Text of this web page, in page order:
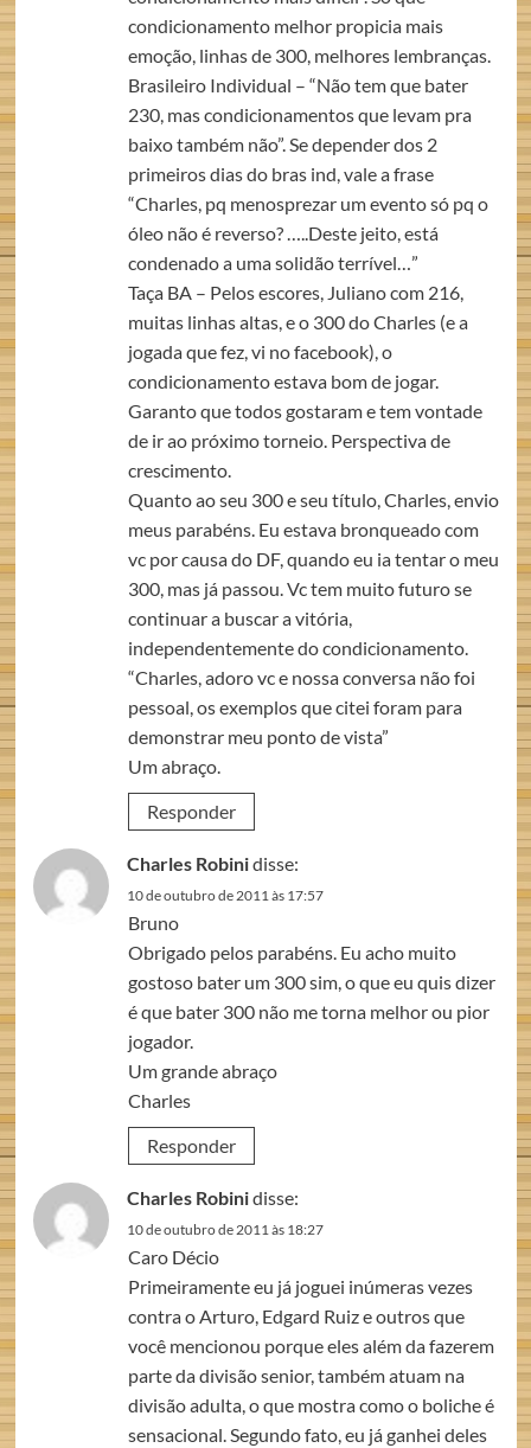
condicionamento melhor propicia mais
emoção, linhas de 300, melhores lembranças.
Brasileiro Individual – “Não tem que bater
230, mas condicionamentos que levam pra
baixo também não”. Se depender dos 2
primeiros dias do bras ind, vale a frase
“Charles, pq menosprezar um evento só pq o
óleo não é reverso? …..Deste jeito, está
condenado a uma solidão terrível…”
Taça BA – Pelos escores, Juliano com 216,
muitas linhas altas, e o 300 do Charles (e a
jogada que fez, vi no facebook), o
condicionamento estava bom de jogar.
Garanto que todos gostaram e tem vontade
de ir ao próximo torneio. Perspectiva de
crescimento.
Quanto ao seu 300 e seu título, Charles, envio
meus parabéns. Eu estava bronqueado com
vc por causa do DF, quando eu ia tentar o meu
300, mas já passou. Vc tem muito futuro se
continuar a buscar a vitória,
independentemente do condicionamento.
“Charles, adoro vc e nossa conversa não foi
pessoal, os exemplos que citei foram para
demonstrar meu ponto de vista”
Um abraço.
Responder
Charles Robinidisse:
10 de outubro de 2011 às 17:57
Bruno
Obrigado pelos parabéns. Eu acho muito
gostoso bater um 300 sim, o que eu quis dizer
é que bater 300 não me torna melhor ou pior
jogador.
Um grande abraço
Charles
Responder
Charles Robinidisse:
10 de outubro de 2011 às 18:27
Caro Décio
Primeiramente eu já joguei inúmeras vezes
contra o Arturo, Edgard Ruiz e outros que
você mencionou porque eles além da fazerem
parte da divisão senior, também atuam na
divisão adulta, o que mostra como o boliche é
sensacional. Segundo fato, eu já ganhei deles